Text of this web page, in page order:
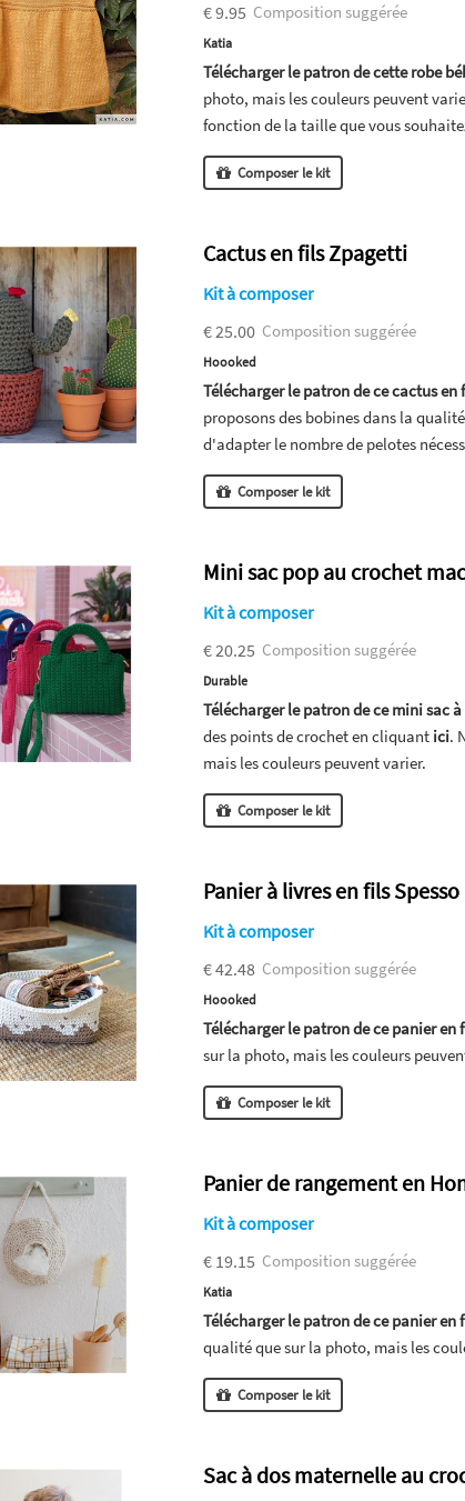
€ 9.95 Composition suggérée
Katia
Télécharger le patron de cette robe
photo, mais les couleurs peuvent
fonction de la taille que vous
Composer le kit
Cactus en fils Zpagetti
Kit à composer
€ 25.00 Composition suggérée
Hoooked
Télécharger le patron de ce cactus
proposons des bobines dans la
d'adapter le nombre de pelotes
Composer le kit
Mini sac pop au crochet
Kit à composer
€ 20.25 Composition suggérée
Durable
Télécharger le patron de ce mini sac
des points de crochet en cliquant ici.
mais les couleurs peuvent varier.
Composer le kit
Panier à livres en fils Spesso
Kit à composer
€ 42.48 Composition suggérée
Hoooked
Télécharger le patron de ce panier en
sur la photo, mais les couleurs
Composer le kit
Panier de rangement en
Kit à composer
€ 19.15 Composition suggérée
Katia
Télécharger le patron de ce panier
qualité que sur la photo, mais les
Composer le kit
Sac à dos maternelle au